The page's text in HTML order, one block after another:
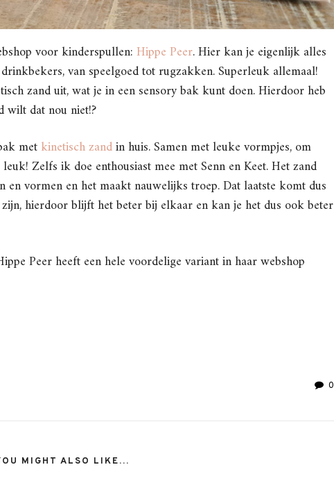
voor kinderspullen: Hippe Peer. Hier kan je eigenlijk alles
van speelgoed tot rugzakken. Superleuk allemaal!
zand uit, wat je in een sensory bak kunt doen. Hierdoor heb
wilt dat nou niet!?
metkinetisch zandin huis. Samen met leuke vormpjes, om
Zelfs ik doe enthousiast mee met Senn en Keet. Het zand
vormen en het maakt nauwelijks troep. Dat laatste komt dus
hierdoor blijft het beter bij elkaar en kan je het dus ook beter
Peer heeft een hele voordelige variant in haar webshop
0
MIGHT ALSO LIKE...